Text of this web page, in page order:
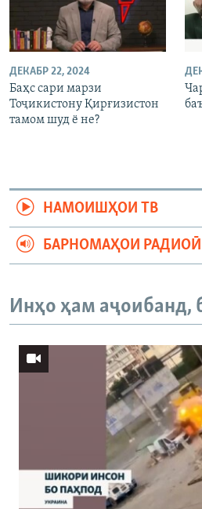
ДЕКАБР 22, 2024
Баҳс сари марзи
Тоҷикистону Қирғизистон
тамом шуд ё не?
НАМОИШҲОИ ТВ
БАРНОМАҲОИ РАДИОӢ
Инҳо ҳам аҷоибанд,